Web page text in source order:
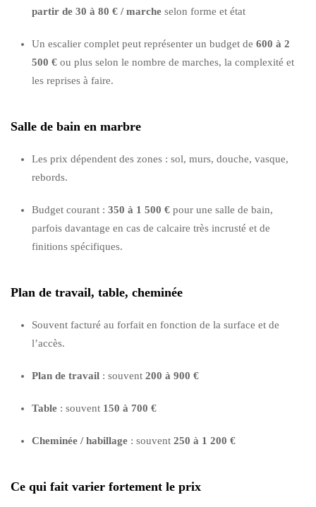
partir de 30 à 80 € / marche selon forme et état
Un escalier complet peut représenter un budget de 600 à 2
500 € ou plus selon le nombre de marches, la complexité et
les reprises à faire.
Salle de bain en marbre
Les prix dépendent des zones : sol, murs, douche, vasque,
rebords.
Budget courant : 350 à 1 500 € pour une salle de bain,
parfois davantage en cas de calcaire très incrusté et de
finitions spécifiques.
Plan de travail, table, cheminée
Souvent facturé au forfait en fonction de la surface et de
l’accès.
Plan de travail : souvent 200 à 900 €
Table : souvent 150 à 700 €
Cheminée / habillage : souvent 250 à 1 200 €
Ce qui fait varier fortement le prix